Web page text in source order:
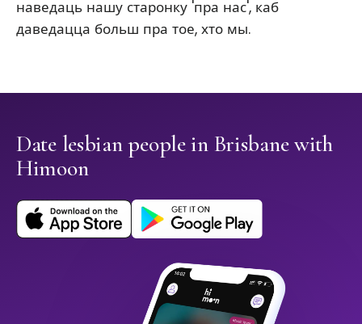
наведаць нашу старонку 'пра нас', каб
даведацца больш пра тое, хто мы.
Date lesbian people in Brisbane with
Himoon